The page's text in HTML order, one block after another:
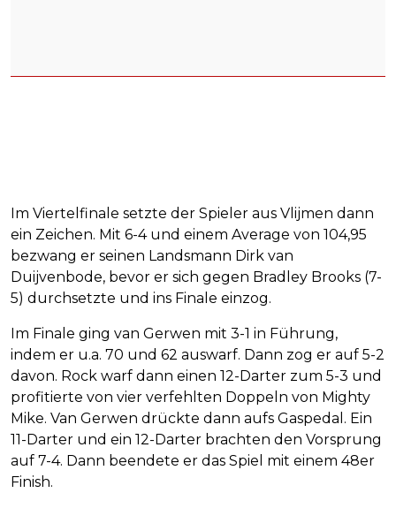
Im Viertelfinale setzte der Spieler aus Vlijmen dann
ein Zeichen. Mit 6-4 und einem Average von 104,95
bezwang er seinen Landsmann Dirk van
Duijvenbode, bevor er sich gegen Bradley Brooks (7-
5) durchsetzte und ins Finale einzog.
Im Finale ging van Gerwen mit 3-1 in Führung,
indem er u.a. 70 und 62 auswarf. Dann zog er auf 5-2
davon. Rock warf dann einen 12-Darter zum 5-3 und
profitierte von vier verfehlten Doppeln von Mighty
Mike. Van Gerwen drückte dann aufs Gaspedal. Ein
11-Darter und ein 12-Darter brachten den Vorsprung
auf 7-4. Dann beendete er das Spiel mit einem 48er
Finish.